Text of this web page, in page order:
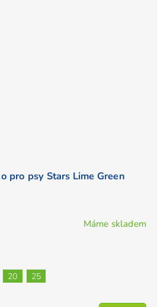
pro psy Stars Lime Green
Máme skladem
20 25